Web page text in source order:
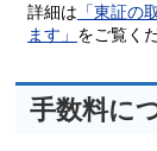
詳細は 「東証の
ます」 をご覧く
手数料に